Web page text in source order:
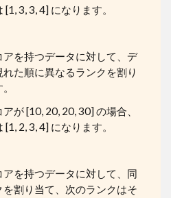
[1, 3, 3, 4] になります。
アを持つデータに対して、デ
れた順に異なるランクを割り
が [10, 20, 20, 30] の場合、
[1, 2, 3, 4] になります。
アを持つデータに対して、同
を割り当て、次のランクはそ